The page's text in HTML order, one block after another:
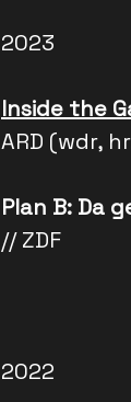
2023
Inside the
ARD (wdr,
Plan B: Da
// ZDF
2022